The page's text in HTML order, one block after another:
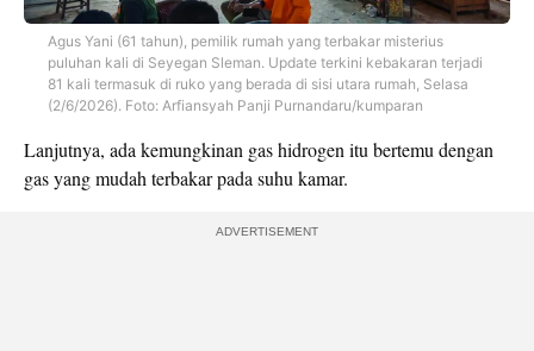
Agus Yani (61 tahun), pemilik rumah yang terbakar misterius
puluhan kali di Seyegan Sleman. Update terkini kebakaran terjadi
81 kali termasuk di ruko yang berada di sisi utara rumah, Selasa
(2/6/2026). Foto: Arfiansyah Panji Purnandaru/kumparan
Lanjutnya, ada kemungkinan gas hidrogen itu bertemu dengan
gas yang mudah terbakar pada suhu kamar.
ADVERTISEMENT